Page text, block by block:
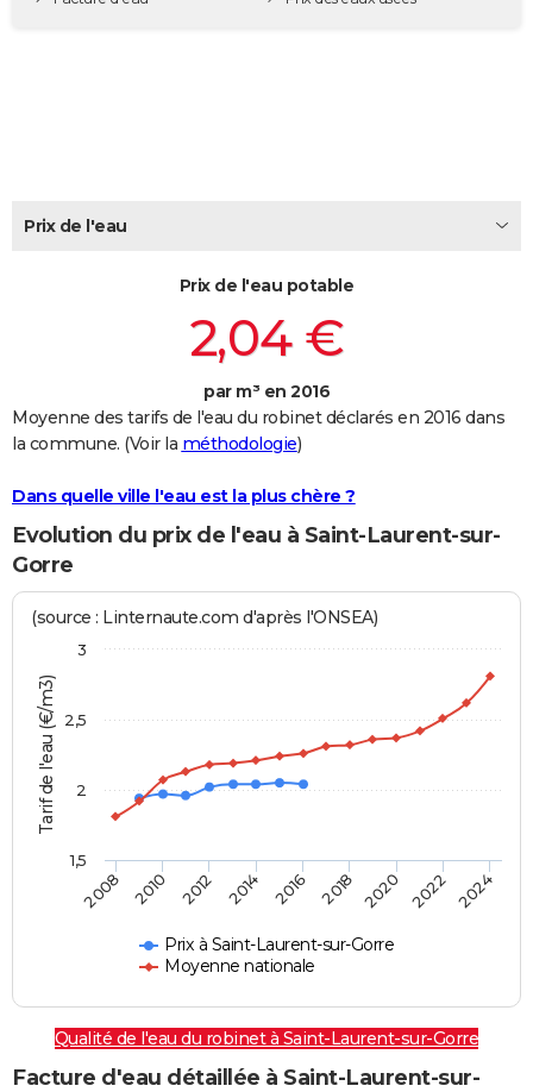
Carte de Noël
Carte Bonne année
Carte Saint-Valentin
Carte Pâques
Carte d'anniversaire
DICTIONNAIRE
FORUM
Prix de l'eau
Prix de l'eau potable
2,04 €
par m³ en 2016
Moyenne des tarifs de l'eau du robinet déclarés en 2016 dans
la commune. (Voir la méthodologie)
Dans quelle ville l'eau est la plus chère ?
Evolution du prix de l'eau à Saint-Laurent-sur-
Gorre
Tarif de l'eau (€/m3)
(source : Linternaute.com d'après l'ONSEA)
Prix à Saint-Laurent-sur-Gorre
Moyenne nationale
2008 2010 2012 2014 2016 2018 2020 2022 2024
1,5
2
2,5
3
Qualité de l'eau du robinet à Saint-Laurent-sur-Gorre
Facture d'eau détaillée à Saint-Laurent-sur-